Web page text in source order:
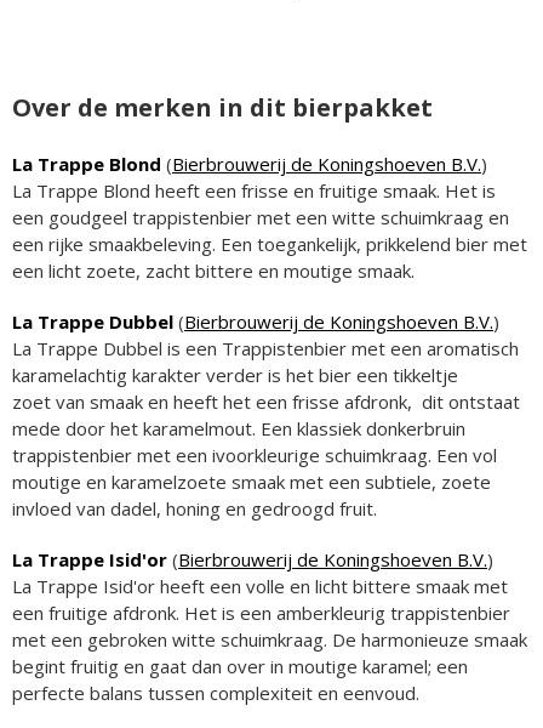
Over de merken in dit bierpakket
La Trappe Blond (Bierbrouwerij de Koningshoeven B.V.)
La Trappe Blond heeft een frisse en fruitige smaak. Het is
een goudgeel trappistenbier met een witte schuimkraag en
een rijke smaakbeleving. Een toegankelijk, prikkelend bier met
een licht zoete, zacht bittere en moutige smaak.
La Trappe Dubbel (Bierbrouwerij de Koningshoeven B.V.)
La Trappe Dubbel is een Trappistenbier met een aromatisch
karamelachtig karakter verder is het bier een tikkeltje
zoet van smaak en heeft het een frisse afdronk, dit ontstaat
mede door het karamelmout. Een klassiek donkerbruin
trappistenbier met een ivoorkleurige schuimkraag. Een vol
moutige en karamelzoete smaak met een subtiele, zoete
invloed van dadel, honing en gedroogd fruit.
La Trappe Isid'or (Bierbrouwerij de Koningshoeven B.V.)
La Trappe Isid'or heeft een volle en licht bittere smaak met
een fruitige afdronk. Het is een amberkleurig trappistenbier
met een gebroken witte schuimkraag. De harmonieuze smaak
begint fruitig en gaat dan over in moutige karamel; een
perfecte balans tussen complexiteit en eenvoud.